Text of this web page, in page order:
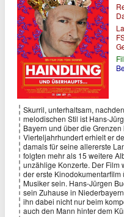
Skurril, unterhaltsam,
melodischen Stil ist Hans-
Bayern und über die
Vierteljahrhundert erhielt er
damals für seine allererste
folgten mehr als 15 weitere
unzählige Konzerte. Der Film
der erste
Musiker sein. Hans-Jürgen
sein Zuhause in
ihn dabei nicht nur beim
auch den Mann hinter dem